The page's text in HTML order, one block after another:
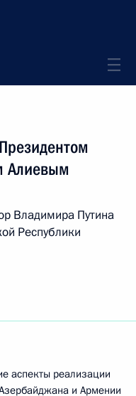
Алиевым
Владимира Путина
Республики
аспекты реализации
и Армении